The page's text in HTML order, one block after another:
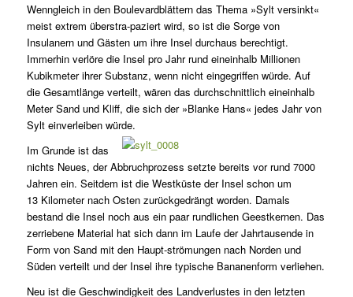
Wenngleich in den Boulevardblättern das Thema »Sylt versinkt«
meist extrem überstra-paziert wird, so ist die Sorge von
Insulanern und Gästen um ihre Insel durchaus berechtigt.
Immerhin verlöre die Insel pro Jahr rund eineinhalb Millionen
Kubikmeter ihrer Substanz, wenn nicht eingegriffen würde. Auf
die Gesamtlänge verteilt, wären das durchschnittlich eineinhalb
Meter Sand und Kliff, die sich der »Blanke Hans« jedes Jahr von
Sylt einverleiben würde.
Im Grunde ist das
nichts Neues, der Abbruchprozess setzte bereits vor rund 7000
Jahren ein. Seitdem ist die Westküste der Insel schon um
13 Kilometer nach Osten zurückgedrängt worden. Damals
bestand die Insel noch aus ein paar rundlichen Geestkernen. Das
zerriebene Material hat sich dann im Laufe der Jahrtausende in
Form von Sand mit den Haupt-strömungen nach Norden und
Süden verteilt und der Insel ihre typische Bananenform verliehen.
Neu ist die Geschwindigkeit des Landverlustes in den letzten